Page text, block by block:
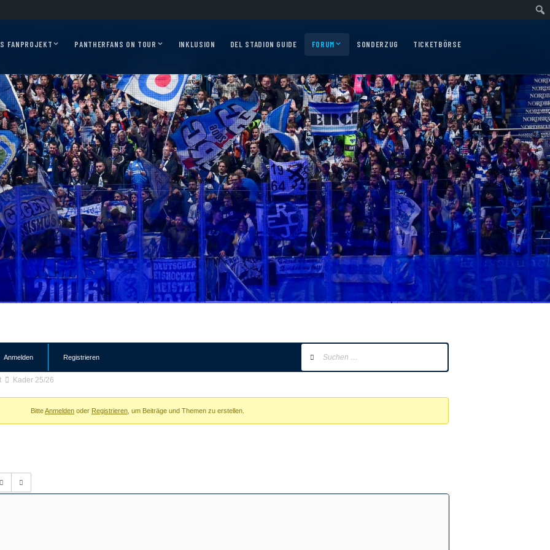
FANPROJEKT PANTHERFANS ON TOUR INKLUSION DEL STADION GUIDE FORUM SONDERZUG TICKETBÖRSE
27?
Anmelden Registrieren
Kader 25/26
BitteAnmeldenoder Registrieren, um Beiträge und Themen zu erstellen.